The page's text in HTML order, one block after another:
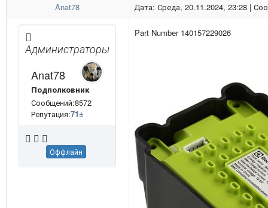
Anat78 Дата: Среда, 20.11.2024, 23:28 |
Администраторы
Anat78
Подполковник
Сообщений:8572
Репутация:71±
Оффлайн
Part Number 140157229026